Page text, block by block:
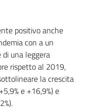
positivo anche
con a un
di una leggera
rispetto al 2019,
la crescita
e +16,9%) e